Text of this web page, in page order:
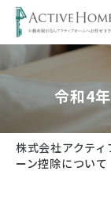
令和4
株式会社アクティ
ーン控除について